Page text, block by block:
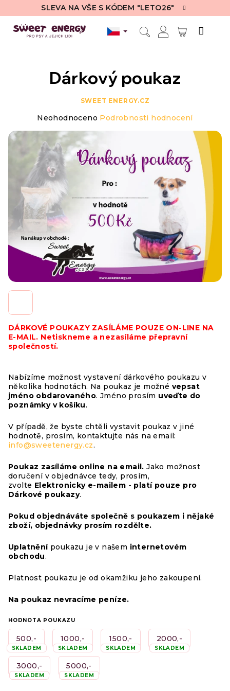
obsah
SLEVA NA VŠE S KÓDEM "LETO26"
DÁRKOVÉ POUKAZY ZASÍLÁME POUZE ON-LINE NA
E-MAIL. Netiskneme a nezasíláme přepravní
společností.
Nabízíme možnost vystavení dárkového poukazu v
několika hodnotách. Na poukaz je možné vepsat
jméno obdarovaného. Jméno prosím uveďte do
poznámky v košíku.
V případě, že byste chtěli vystavit poukaz v jiné
hodnotě, prosím, kontaktujte nás na email:
info@sweetenergy.cz.
Poukaz zasíláme online na email. Jako možnost
doručení v objednávce tedy, prosím,
zvolte Elektronicky e-mailem - platí pouze pro
Dárkové poukazy.
Pokud objednáváte společně s poukazem i nějaké
zboží, objednávky prosím rozdělte.
Uplatněnípoukazu je v našem internetovém
obchodu.
Platnost poukazu je od okamžiku jeho zakoupení.
Na poukaz nevracíme peníze.
HODNOTA POUKAZU
500,-
SKLADEM
1000,-
SKLADEM
1500,-
SKLADEM
2000,-
SKLADEM
3000,-
SKLADEM
5000,-
SKLADEM
Dárkový poukaz
SWEET ENERGY.CZ
Průměrné
produktu
je
0,0
z
hvězdiček.
Neohodnoceno Podrobnosti hodnocení